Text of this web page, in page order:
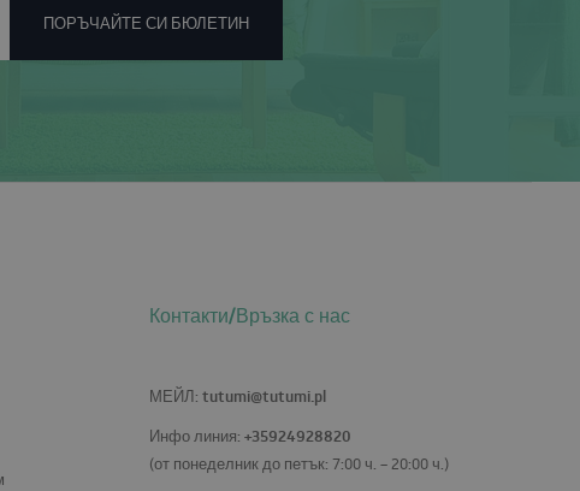
ПОРЪЧАЙТЕ СИ БЮЛЕТИН
Контакти/Връзка с нас
МЕЙЛ: tutumi@tutumi.pl
Инфо линия: +35924928820
(от понеделник до петък: 7:00 ч. – 20:00 ч.)